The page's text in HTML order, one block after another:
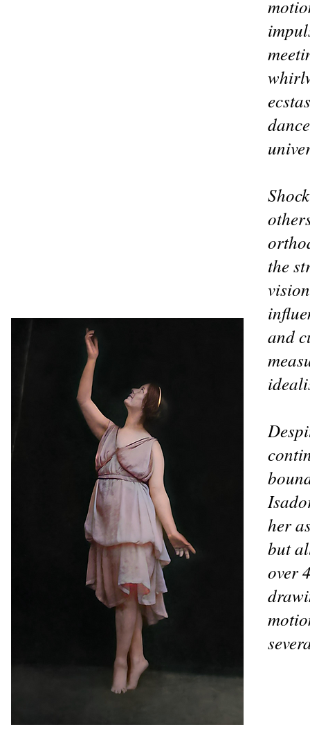
the
and
her
but
over